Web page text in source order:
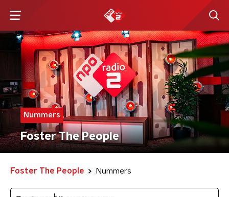
Nummers
Foster The People
Foster The People Nummers